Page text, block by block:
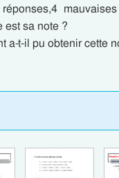
est sa note ?
a-t-il pu obtenir cette